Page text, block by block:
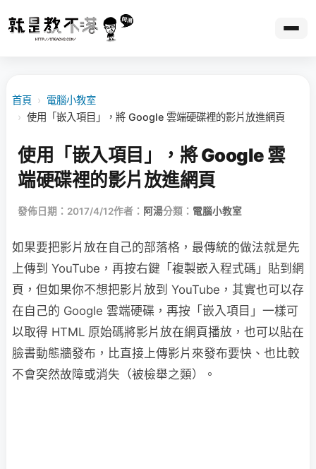
首頁 › 電腦小教室
› 使用「嵌入項目」，將 Google 雲端硬碟裡的影片放進網頁
使用「嵌入項目」，將 Google 雲
端硬碟裡的影片放進網頁
發佈日期：2017/4/12作者： 阿湯分類： 電腦小教室
如果要把影片放在自己的部落格，最傳統的做法就是先
上傳到 YouTube，再按右鍵「複製嵌入程式碼」貼到網
頁，但如果你不想把影片放到 YouTube，其實也可以存
在自己的 Google 雲端硬碟，再按「嵌入項目」一樣可
以取得 HTML 原始碼將影片放在網頁播放，也可以貼在
臉書動態牆發布，比直接上傳影片來發布要快、也比較
不會突然故障或消失（被檢舉之類）。